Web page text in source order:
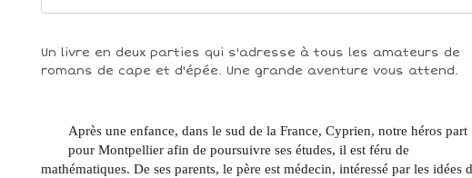
Un livre en deux parties qui s'adresse à tous les amateurs de
romans de cape et d'épée. Une grande aventure vous attend.
Après une enfance, dans le sud de la France, Cyprien, notre héros part
pour Montpellier afin de poursuivre ses études, il est féru de
mathématiques. De ses parents, le père est médecin, intéressé par les idées